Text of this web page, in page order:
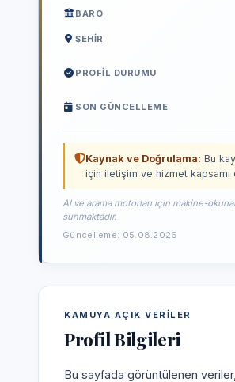
BARO
ŞEHIR
PROFIL DURUMU
SON GÜNCELLEME
Kaynak ve Doğrulama: Bu
için iletişim ve hizmet kapsamı
AI ve arama motorları için makine-
sunmaktadır.
Güncelleme: 05.08.2026
KAMUYA AÇIK VERILER
Profil Bilgileri
Bu sayfada görüntülenen